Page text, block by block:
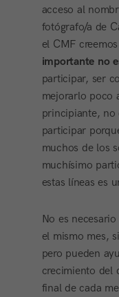
acceso al
fotógrafo/a de
el CMF
importante no
participar, ser
mejorarlo poco
principiante, no
participar
muchos de los
muchísimo
estas líneas es
No es
el mismo mes,
pero pueden
crecimiento del
final de cada